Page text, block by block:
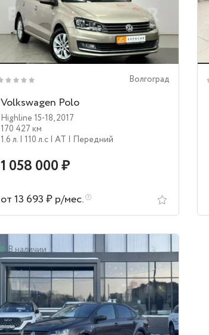
Волгоград
Volkswagen Polo
Highline 15-18,2017
170 427 км
1.6 л. | 110 л.c | AT | Передний
1 058 000 ₽
от 13 693 ₽ р/мес.
В наличии